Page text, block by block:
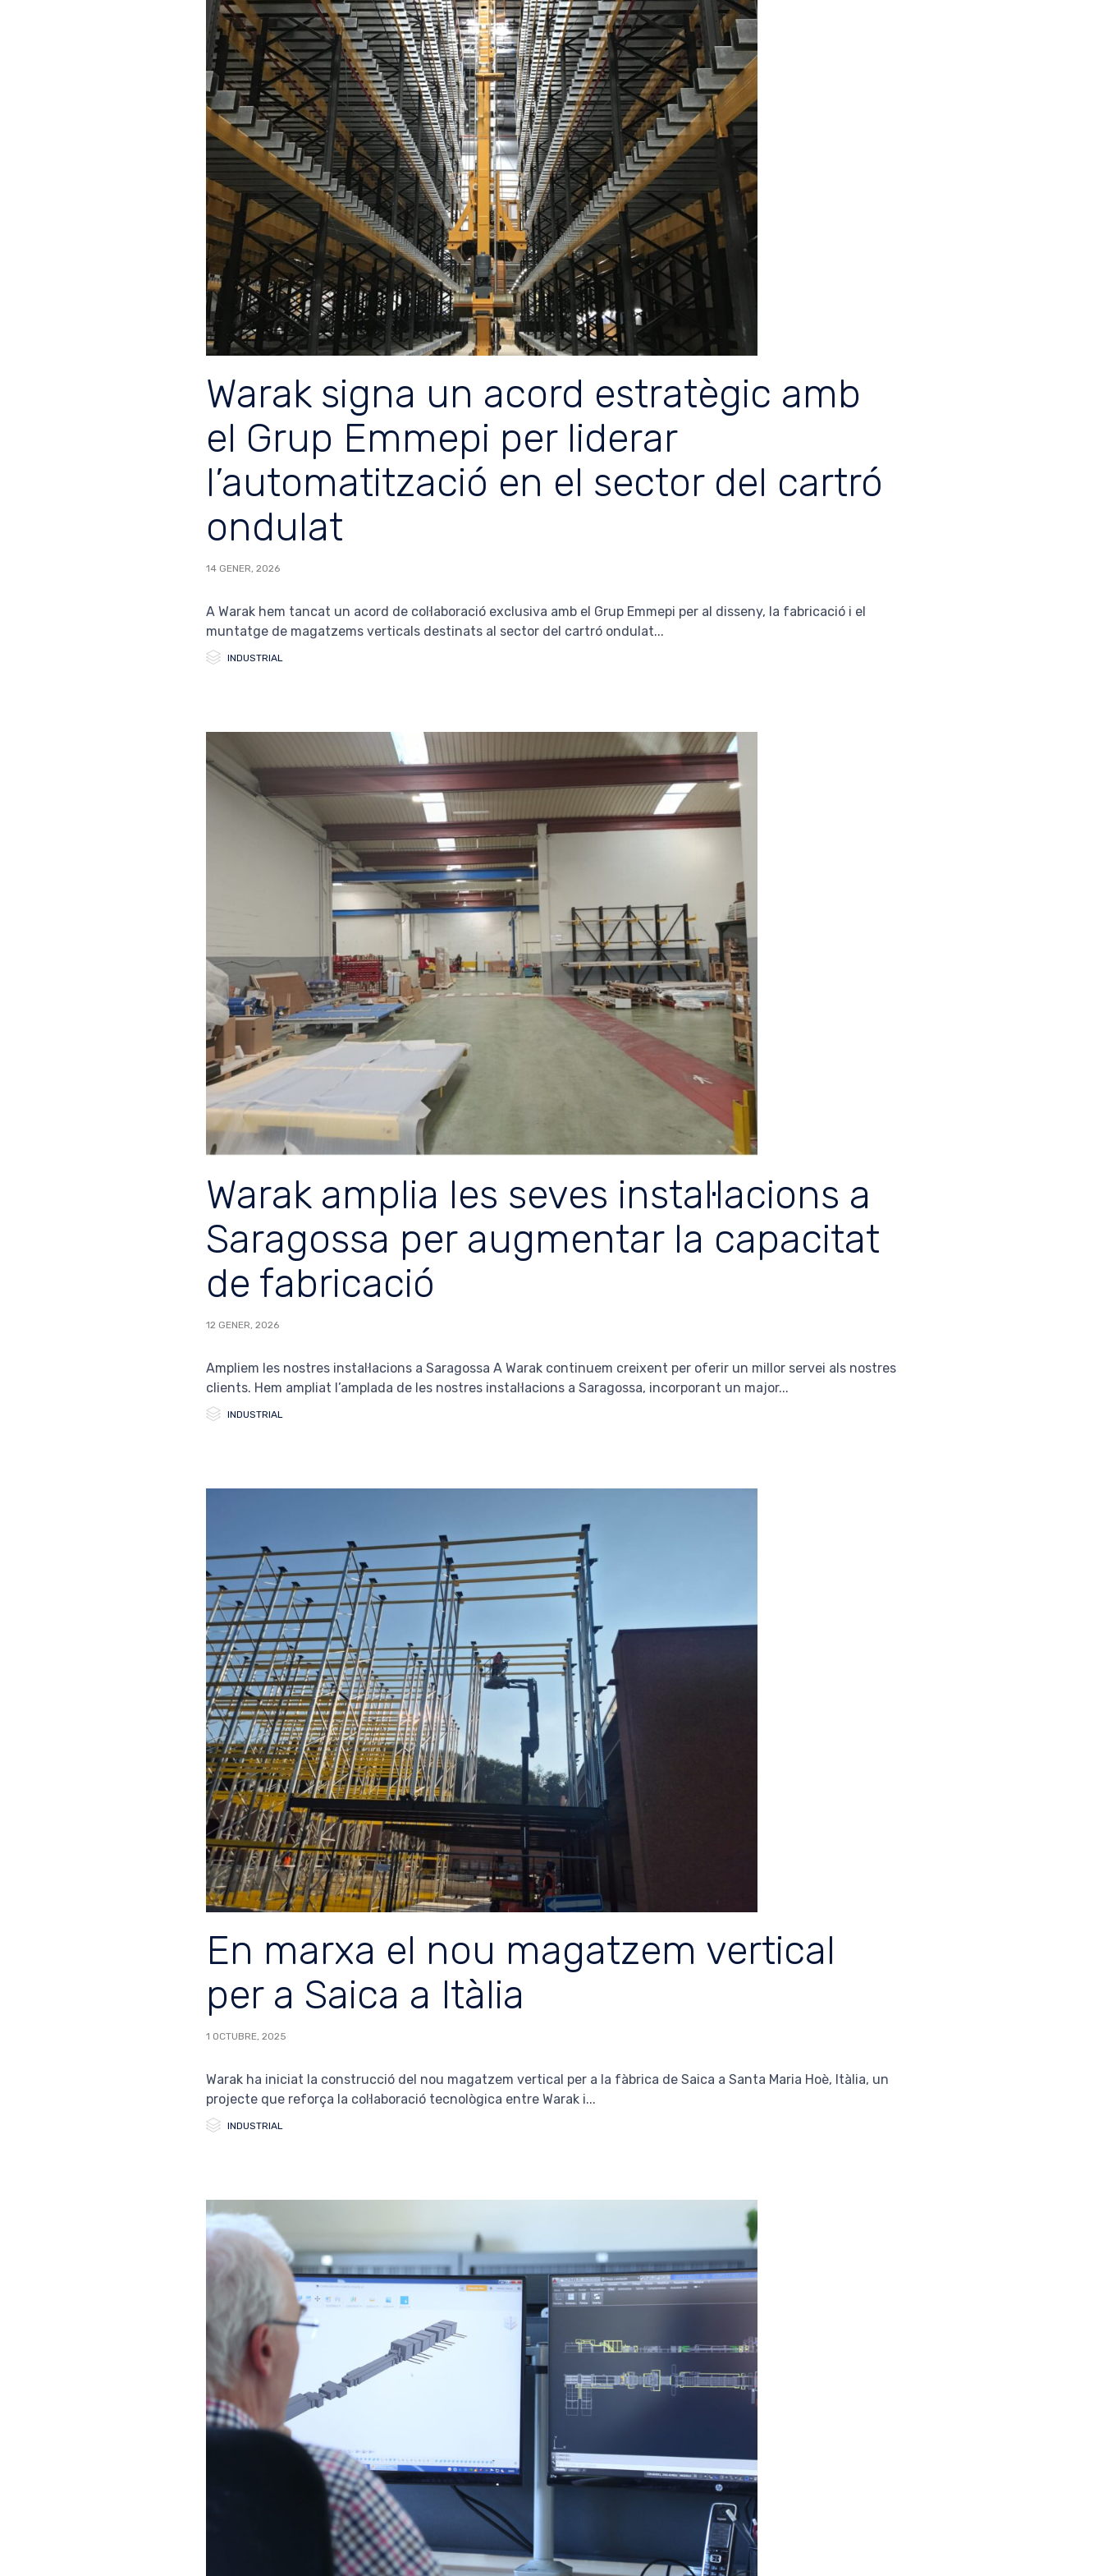
Warak signa un acord estratègic amb
el Grup Emmepi per liderar
l’automatització en el sector del cartró
ondulat
14 GENER, 2026
A Warak hem tancat un acord de col·laboració exclusiva amb el Grup Emmepi per al disseny, la fabricació i el
muntatge de magatzems verticals destinats al sector del cartró ondulat...
 Category
INDUSTRIAL
Warak amplia les seves instal·lacions a
Saragossa per augmentar la capacitat
de fabricació
12 GENER, 2026
Ampliem les nostres instal·lacions a Saragossa A Warak continuem creixent per oferir un millor servei als nostres
clients. Hem ampliat l’amplada de les nostres instal·lacions a Saragossa, incorporant un major...
 Category
INDUSTRIAL
En marxa el nou magatzem vertical
per a Saica a Itàlia
1 OCTUBRE, 2025
Warak ha iniciat la construcció del nou magatzem vertical per a la fàbrica de Saica a Santa Maria Hoè, Itàlia, un
projecte que reforça la col·laboració tecnològica entre Warak i...
 Category
INDUSTRIAL